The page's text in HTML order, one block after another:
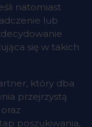
natomiast
lub
się w takich
który dba
przejrzystą
poszukiwania,